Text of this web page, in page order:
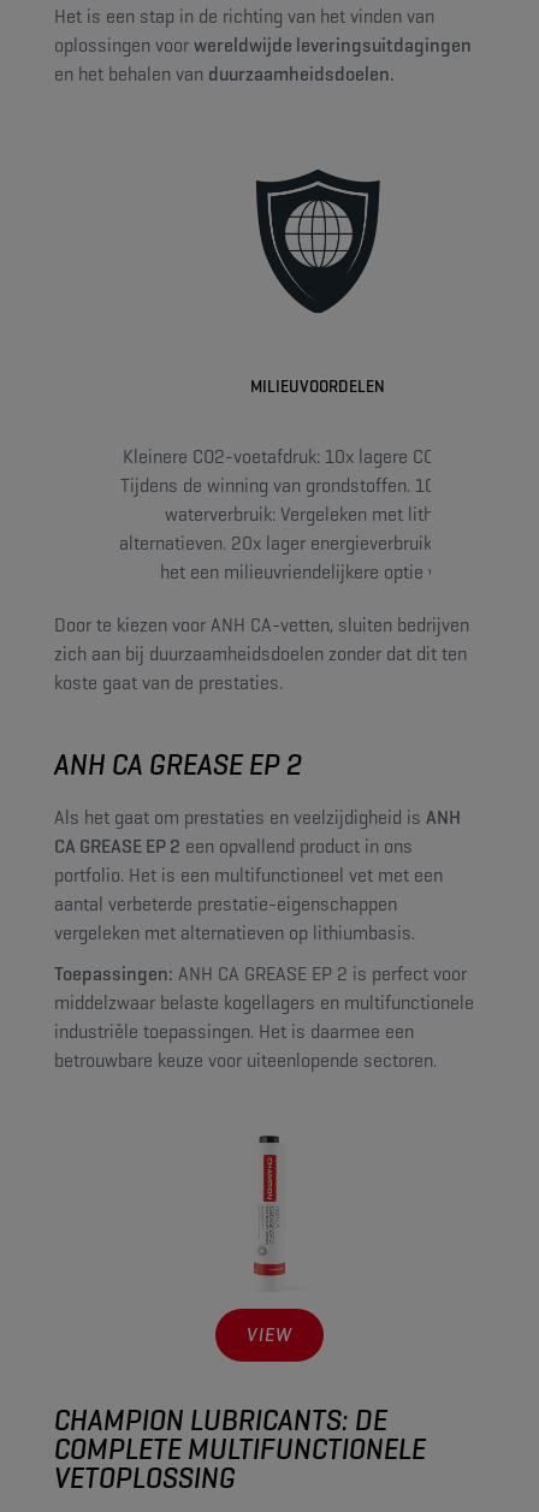
Het is een stap in de richting van het vinden van
oplossingen voorwereldwijde leveringsuitdagingen
en het behalen van duurzaamheidsdoelen.
MILIEUVOORDELEN
Kleinere CO2-voetafdruk: 10x lagere CO₂-uitstoot:
Tijdens de winning van grondstoffen. 100x minder
waterverbruik: Vergeleken met lithium-
alternatieven. 20x lager energieverbruik: Waardoor
het een milieuvriendelijkere optie wordt.
Door te kiezen voor ANH CA-vetten, sluiten bedrijven
zich aan bij duurzaamheidsdoelen zonder dat dit ten
koste gaat van de prestaties.
ANH CA GREASE EP 2
Als het gaat om prestaties en veelzijdigheid is ANH
CA GREASE EP 2 een opvallend product in ons
portfolio. Het is een multifunctioneel vet met een
aantal verbeterde prestatie-eigenschappen
vergeleken met alternatieven op lithiumbasis.
Toepassingen: ANH CA GREASE EP 2 is perfect voor
middelzwaar belaste kogellagers en multifunctionele
industriële toepassingen. Het is daarmee een
betrouwbare keuze voor uiteenlopende sectoren.
VIEW
CHAMPION LUBRICANTS: DE
COMPLETE MULTIFUNCTIONELE
VETOPLOSSING